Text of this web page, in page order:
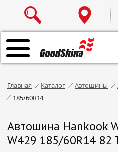
Главная Каталог Автошины
185/60R14
Автошина Hankook
W429 185/60R14 82